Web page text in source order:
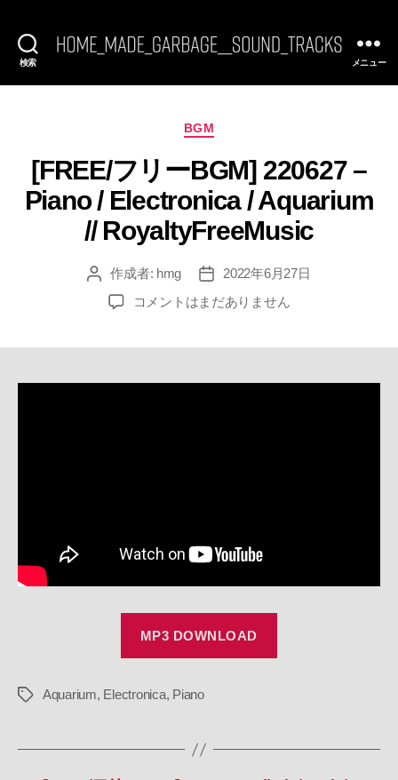
検索
BGM]
SoundTracks
メニュー
カ
ゴ
リ
ー
BGM
[FREE/フリーBGM] 220627 –
Piano / Electronica / Aquarium
// RoyaltyFreeMusic
投
作成者: hmg
投
稿
日
2022年6月27日
[FREE/
RoyaltyFreeMusic
コメントはまだありません
MP3 DOWNLOAD
タ
Aquarium, Electronica, Piano